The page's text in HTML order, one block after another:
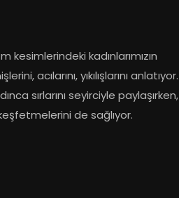
kadınlarımızın
acılarını, yıkılışlarını anlatıyor.
sırlarını seyirciyle paylaşırken,
de sağlıyor.